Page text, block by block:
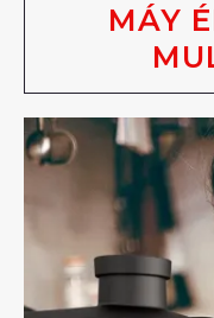
MÁY